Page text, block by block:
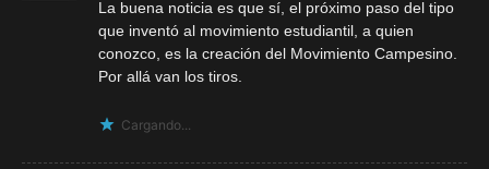
La buena noticia es que sí, el próximo paso del tipo
que inventó al movimiento estudiantil, a quien
conozco, es la creación del Movimiento Campesino.
Por allá van los tiros.
Cargando...